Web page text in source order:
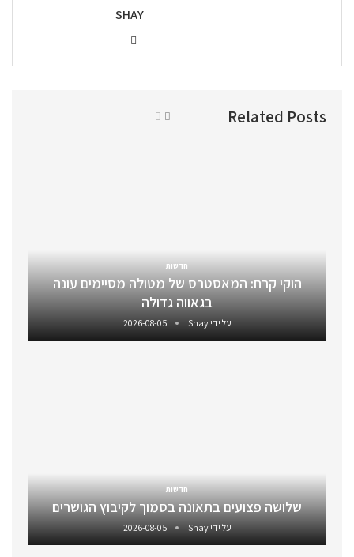
SHAY
Related Posts
חדשות
הוקי קרח: המאסטרס של מטולה מסיימים עונה
בגאווה גדולה
על ידיShay
2026-08-05
חדשות
שלושה פצועים בתאונה בסמוך לקיבוץ הגושרים
על ידיShay
2026-08-05